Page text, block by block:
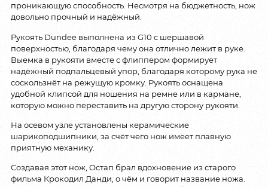
проникающую способность. Несмотря на бюджетность, нож
довольно прочный и надёжный.
Рукоять Dundee выполнена из G10 с шершавой
поверхностью, благодаря чему она отлично лежит в руке.
Выемка в рукояти вместе с флиппером формирует
надёжный подпальцевый упор, благодаря которому рука не
соскользнёт на режущую кромку. Рукоять оснащена
удобной клипсой для ношения на ремне или в кармане,
которую можно переставить на другую сторону рукояти.
На осевом узле установлены керамические
шарикоподшипники, за счёт чего нож имеет плавную
приятную механику.
Создавая этот нож, Остап брал вдохновение из старого
фильма Крокодил Данди, о чём и говорит название ножа.